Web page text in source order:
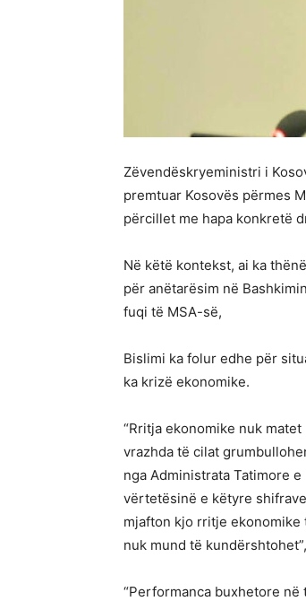
Zëvendëskryeministri i
premtuar Kosovës përmes
përcillet me hapa konkretë
Në këtë kontekst, ai ka
për anëtarësim në
fuqi të MSA-së,
Bislimi ka folur edhe për
ka krizë ekonomike.
“Rritja ekonomike nuk
vrazhda të cilat
nga Administrata Tatimore
vërtetësinë e këtyre
mjafton kjo rritje ekonomike
nuk mund të
“Performanca buxhetore